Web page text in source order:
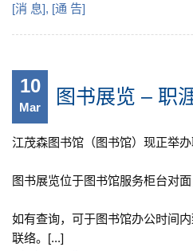
[消 息], [通 告]
10
Mar 图书展览 – 职
江茂森图书馆（图书馆）现正举办
图书展览位于图书馆服务柜台对
如有查询，可于图书馆办公时间
联络。[...]